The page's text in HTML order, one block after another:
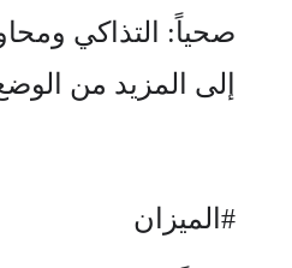
صحياً: التذاكي
إلى المزيد من
#الميزان